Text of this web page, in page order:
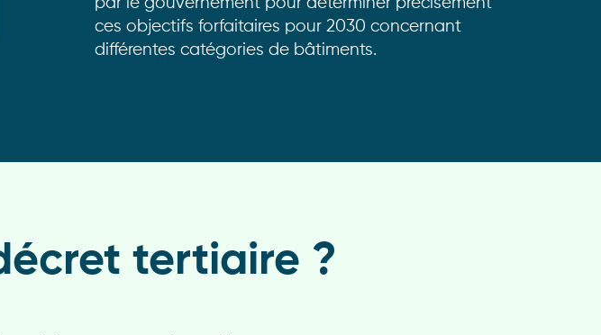
ces objectifs forfaitaires pour 2030 concernant
différentes catégories de bâtiments.
tertiaire ?